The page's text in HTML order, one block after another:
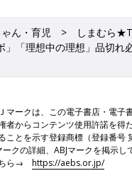
ん・育児
しまむら
」「理想中の理想」品切れ
マークは、この電子書店・電子
者からコンテンツ使用許諾を得
ことを示す登録商標（登録番号
ークの詳細、ABJマークを掲示
ちら→https://aebs.or.jp/